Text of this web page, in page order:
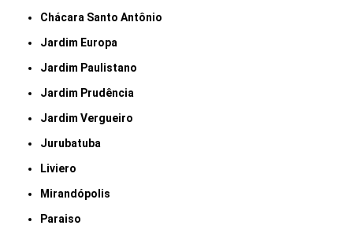
Chácara Santo Antônio
Jardim Europa
Jardim Paulistano
Jardim Prudência
Jardim Vergueiro
Jurubatuba
Liviero
Mirandópolis
Paraiso